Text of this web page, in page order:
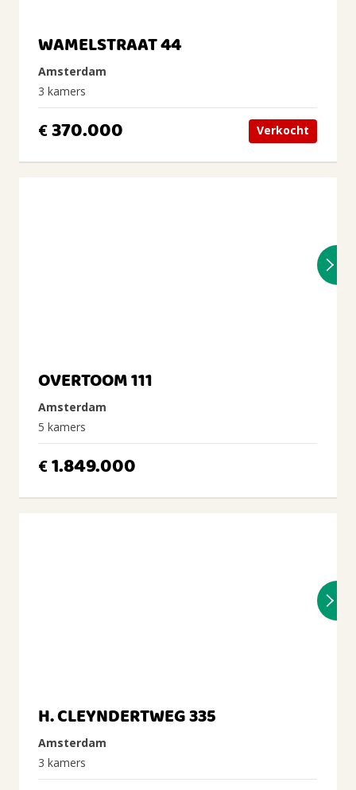
WAMELSTRAAT 44
Amsterdam
3 kamers
€370.000 Verkocht
OVERTOOM 111
Amsterdam
5 kamers
€1.849.000
H. CLEYNDERTWEG 335
Amsterdam
3 kamers